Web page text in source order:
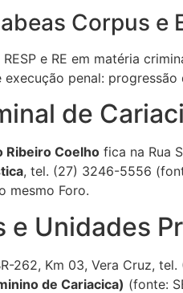
Corpus e
e RE em matéria
execução penal:
de
Ribeiro Coelho fica na Rua
, tel. (27) 3246-5556
mesmo Foro.
e Unidades
262, Km 03, Vera Cruz,
de Cariacica) (fonte: